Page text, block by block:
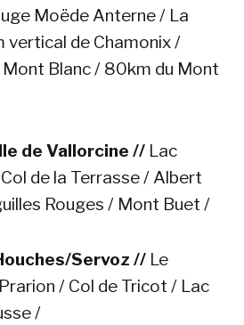
Moëde Anterne / La
vertical de Chamonix /
Blanc / 80km du Mont
de Vallorcine // Lac
de la Terrasse / Albert
Rouges / Mont Buet /
Servoz // Le
/ Col de Tricot / Lac
/